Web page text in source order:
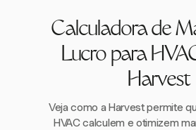
Calculadora de
Lucro para
Harvest
Veja como a Harvest permite
HVAC calculem e otimizem